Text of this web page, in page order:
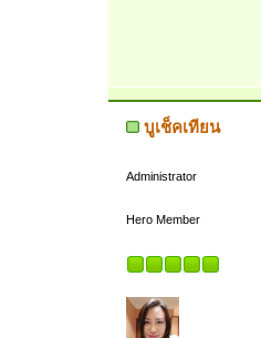
บูเช็คเทียน
Administrator
Hero Member